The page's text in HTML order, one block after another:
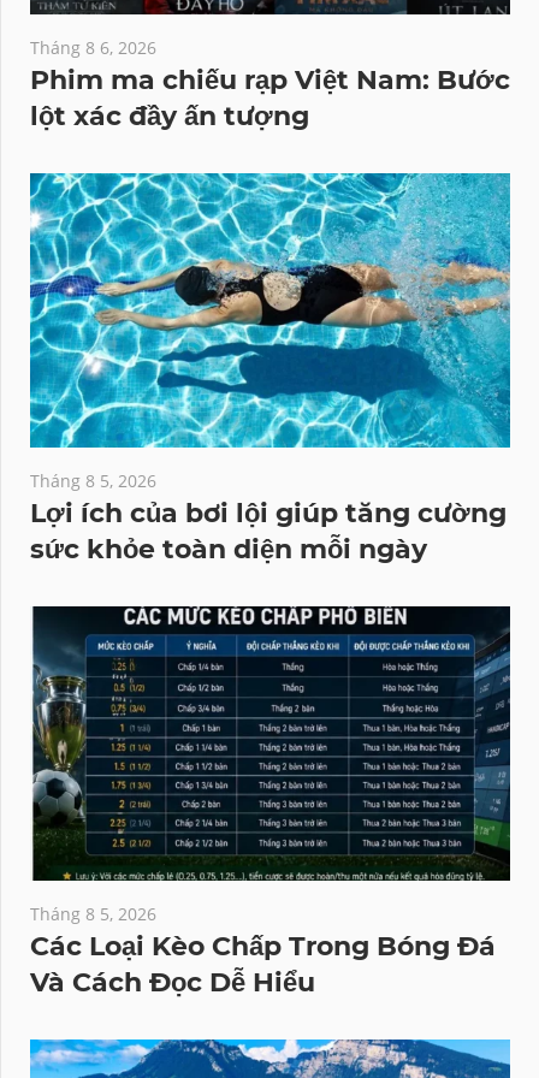
Tháng 8 6, 2026
Phim ma chiếu rạp Việt Nam: Bước
lột xác đầy ấn tượng
Tháng 8 5, 2026
Lợi ích của bơi lội giúp tăng cường
sức khỏe toàn diện mỗi ngày
Tháng 8 5, 2026
Các Loại Kèo Chấp Trong Bóng Đá
Và Cách Đọc Dễ Hiểu